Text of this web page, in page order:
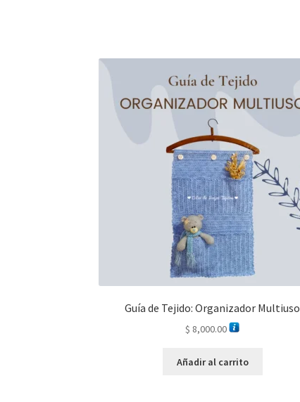
Guía de Tejido: Organizador Multiuso
$ 8,000.00
Añadir al carrito